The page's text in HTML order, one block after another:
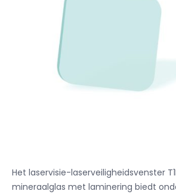
Het laservisie-laserveiligheidsvenster
mineraalglas met laminering biedt